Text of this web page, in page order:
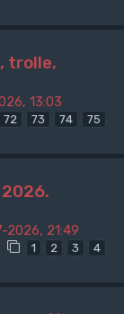
trolle,
13:03
72 73 74 75
2026.
2026, 21:49
1 2 3 4